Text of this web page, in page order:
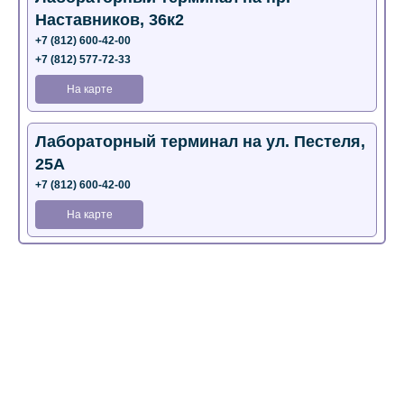
Наставников, 36к2
+7 (812) 600-42-00
+7 (812) 577-72-33
На карте
Лабораторный терминал на ул. Пестеля,
25А
+7 (812) 600-42-00
На карте